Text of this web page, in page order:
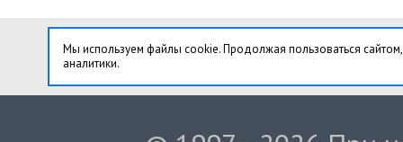
Мы используем файлы cookie. Продолжая пользоваться
аналитики.